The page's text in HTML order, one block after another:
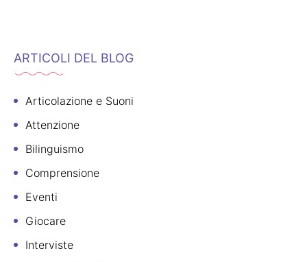
ARTICOLI DEL BLOG
Articolazione e Suoni
Attenzione
Bilinguismo
Comprensione
Eventi
Giocare
Interviste